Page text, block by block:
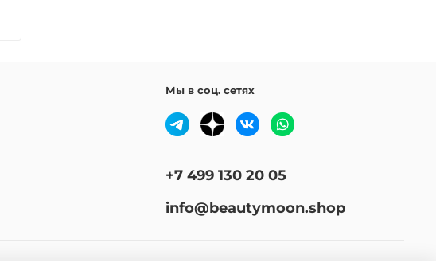
Мы в соц. сетях
+7 499 130 20 05
info@beautymoon.shop